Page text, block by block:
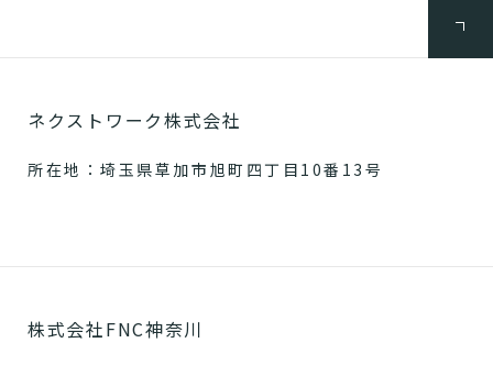
ネクストワーク株式会社
所在地：埼玉県草加市旭町四丁目10番13号
株式会社FNC神奈川